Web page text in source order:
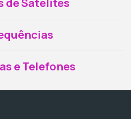
e Telefones